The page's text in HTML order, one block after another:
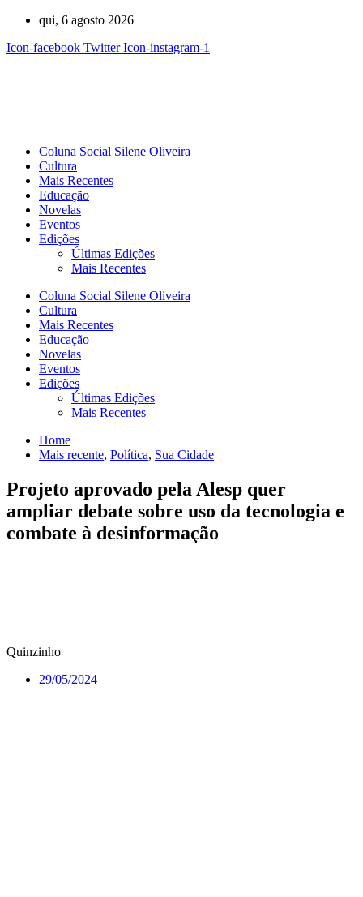
o
qui, 6 agosto 2026
Icon-facebook Twitter Icon-instagram-1
Coluna Social Silene Oliveira
Cultura
Mais Recentes
Educação
Novelas
Eventos
Edições
Últimas Edições
Mais Recentes
Coluna Social Silene Oliveira
Cultura
Mais Recentes
Educação
Novelas
Eventos
Edições
Últimas Edições
Mais Recentes
Home
Mais recente, Política, Sua Cidade
Projeto aprovado pela Alesp quer
ampliar debate sobre uso da tecnologia e
combate à desinformação
Quinzinho
29/05/2024